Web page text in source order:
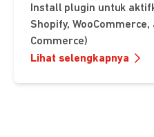
Install plugin untuk
Shopify,
Commerce)
Lihat selengkapnya